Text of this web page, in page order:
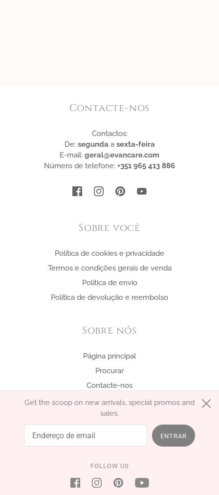
Contacte-nos
Contactos:
De: segunda a sexta-feira
E-mail: geral@evancare.com
Número de telefone: +351 965 413 886
Sobre você
Política de cookies e privacidade
Termos e condições gerais de venda
Política de envio
Política de devolução e reembolso
Sobre nós
Página principal
Procurar
Contacte-nos
Get the scoop on new arrivals, special promos and
sales.
ENTRAR
FOLLOW US